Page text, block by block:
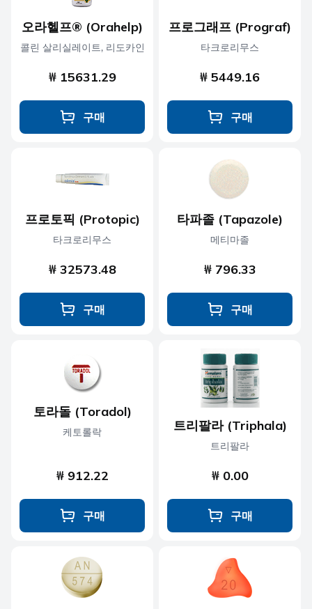
오라헬프® (Orahelp)
콜린 살리실레이트, 리도카인
₩ 15631.29
구매
프로그래프 (Prograf)
타크로리무스
₩ 5449.16
구매
프로토픽 (Protopic)
타크로리무스
₩ 32573.48
구매
타파졸 (Tapazole)
메티마졸
₩ 796.33
구매
토라돌 (Toradol)
케토롤락
₩ 912.22
구매
트리팔라 (Triphala)
트리팔라
₩ 0.00
구매